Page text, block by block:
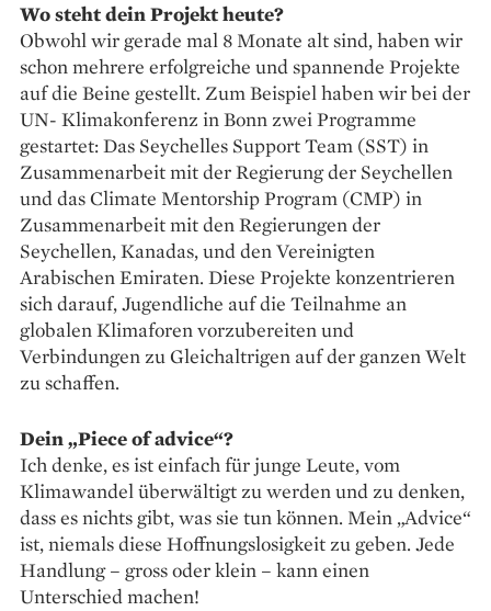
Wo steht dein Projekt heute?
Obwohl wir gerade mal 8 Monate alt sind, haben wir
schon mehrere erfolgreiche und spannende Projekte
auf die Beine gestellt. Zum Beispiel haben wir bei der
UN- Klimakonferenz in Bonn zwei Programme
gestartet: Das Seychelles Support Team (SST) in
Zusammenarbeit mit der Regierung der Seychellen
und das Climate Mentorship Program (CMP) in
Zusammenarbeit mit den Regierungen der
Seychellen, Kanadas, und den Vereinigten
Arabischen Emiraten. Diese Projekte konzentrieren
sich darauf, Jugendliche auf die Teilnahme an
globalen Klimaforen vorzubereiten und
Verbindungen zu Gleichaltrigen auf der ganzen Welt
zu schaffen.
Dein „Piece of advice“?
Ich denke, es ist einfach für junge Leute, vom
Klimawandel überwältigt zu werden und zu denken,
dass es nichts gibt, was sie tun können. Mein „Advice“
ist, niemals diese Hoffnungslosigkeit zu geben. Jede
Handlung – gross oder klein – kann einen
Unterschied machen!